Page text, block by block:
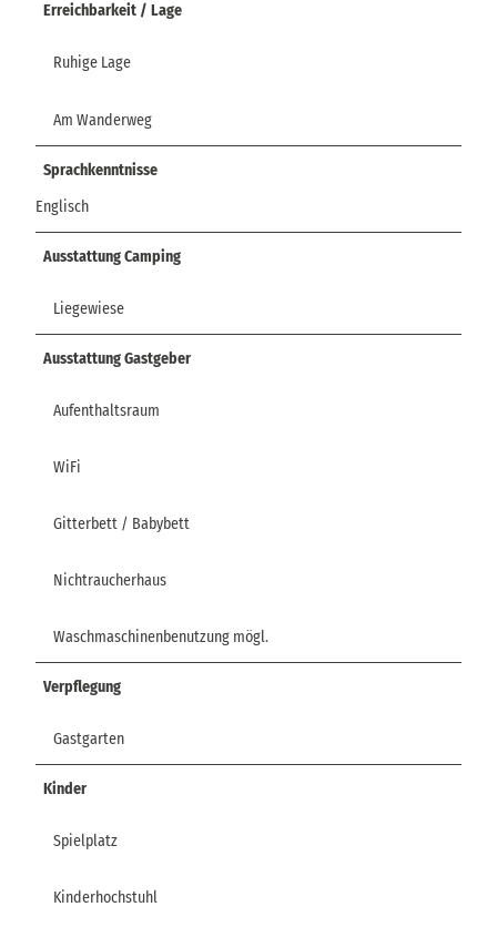
Erreichbarkeit / Lage
Ruhige Lage
Am Wanderweg
Sprachkenntnisse
Englisch
Ausstattung Camping
Liegewiese
Ausstattung Gastgeber
Aufenthaltsraum
WiFi
Gitterbett / Babybett
Nichtraucherhaus
Waschmaschinenbenutzung mögl.
Verpflegung
Gastgarten
Kinder
Spielplatz
Kinderhochstuhl